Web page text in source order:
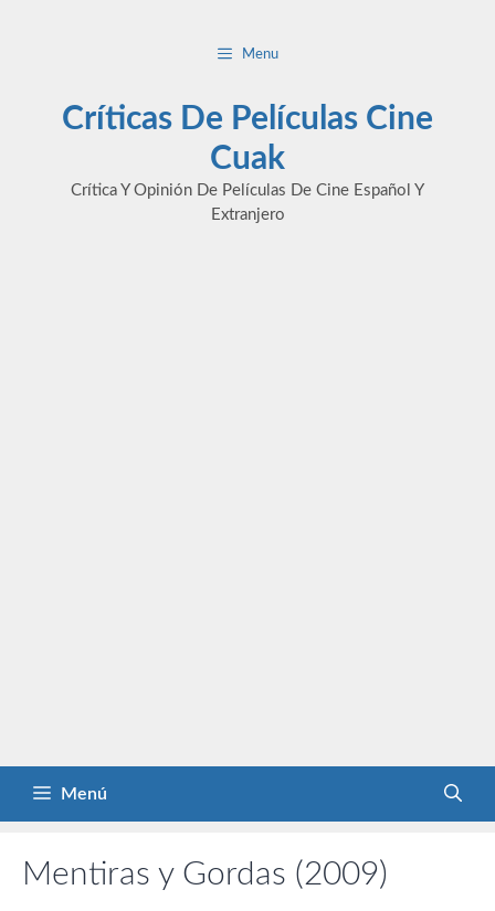
Menu
Críticas De Películas Cine
Cuak
Crítica Y Opinión De Películas De Cine Español Y
Extranjero
Menú
Mentiras y Gordas (2009)